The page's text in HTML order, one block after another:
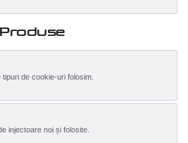
Produse
de cookie-uri folosim.
injectoare noi și folosite.